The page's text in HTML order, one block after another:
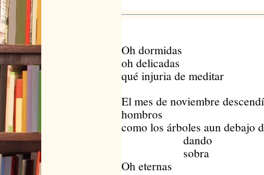
Oh dormidas
oh delicadas
qué injuria de meditar
El mes de noviembre
hombros
como los árboles aun debajo
dando
sobra
Oh eternas